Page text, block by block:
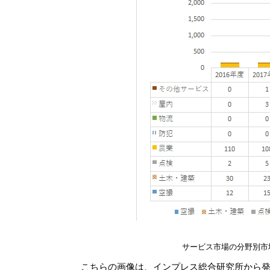
サービス市場の分野別
こちらの画像は、インプレス総合研究所から